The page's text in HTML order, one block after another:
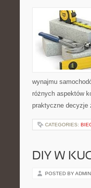
wynajmu
różnych aspektów
praktyczne decyzje
CATEGORIES:
DIY W
POSTED BY ADMIN